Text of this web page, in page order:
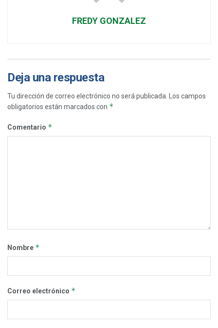
FREDY GONZALEZ
Deja una respuesta
Tu dirección de correo electrónico no será publicada.
Los campos
obligatorios están marcados con *
Comentario *
Nombre *
Correo electrónico *